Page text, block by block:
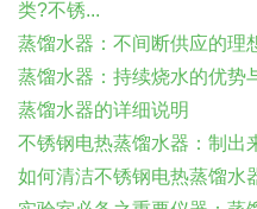
类?不锈...
蒸馏水器：不间断供应的理
蒸馏水器：持续烧水的优势
蒸馏水器的详细说明
不锈钢电热蒸馏水器：制出
如何清洁不锈钢电热蒸馏水